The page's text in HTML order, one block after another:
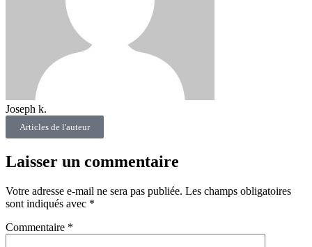
Joseph k.
Articles de l'auteur
Laisser un commentaire
Votre adresse e-mail ne sera pas publiée. Les champs obligatoires
sont indiqués avec *
Commentaire *